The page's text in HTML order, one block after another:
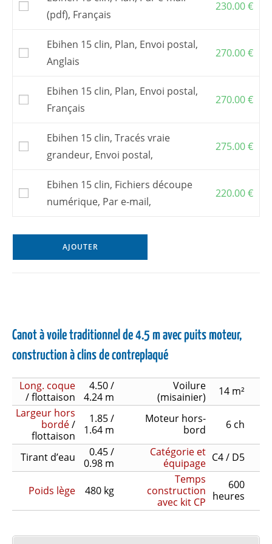
(pdf), Français
230.00€
Ebihen 15 clin, Plan, Envoi postal,
Anglais
270.00€
Ebihen 15 clin, Plan, Envoi postal,
Français
270.00€
Ebihen 15 clin, Tracés vraie
grandeur, Envoi postal,
275.00€
Ebihen 15 clin, Fichiers découpe
numérique, Par e-mail,
220.00€
AJOUTER
Canot à voile traditionnel de 4.5 m avec puits moteur,
construction à clins de contreplaqué
Long. coque
/ flottaison
4.50 /
4.24 m
Voilure
(misainier)
14 m²
Largeur hors
bordé/
flottaison
1.85 /
1.64 m
Moteur hors-
bord
6 ch
Tirant d’eau
0.45 /
0.98 m
Catégorie et
équipage C4 / D5
Poids lège 480 kg
Temps
construction
avec kit CP
600
heures